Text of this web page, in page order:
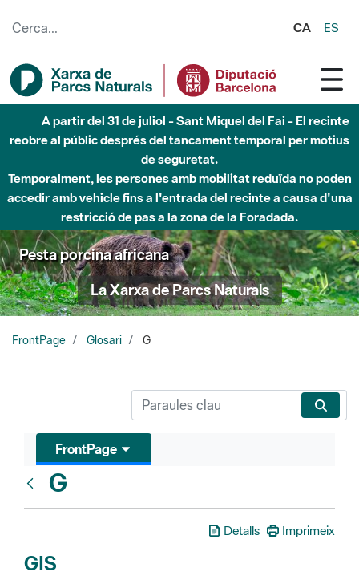
CA ES
A partir del 31 de juliol - Sant Miquel del Fai - El recinte
reobre al públic després del tancament temporal per motius
de seguretat.
Temporalment, les persones amb mobilitat reduïda no poden
accedir amb vehicle fins a l'entrada del recinte a causa d'una
restricció de pas a la zona de la Foradada.
Pesta porcina africana
La Xarxa de Parcs Naturals
FrontPage Glosari G
FrontPage
G
Detalls Imprimeix
GIS